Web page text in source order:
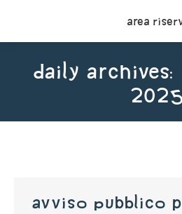
Area
Daily Archives:
2025
Avviso pubblico